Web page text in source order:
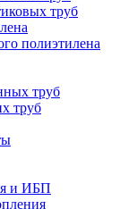
труб
полиэтилена
труб
труб
и ИБП